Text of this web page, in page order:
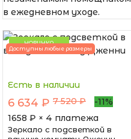
в ежедневном уходе.
НОВИНКА
Доступны любые размеры
Есть в наличии
6 634 ₽ 7 520 ₽
-11%
1658 ₽ × 4 платежа
Зеркало с подсветкой в